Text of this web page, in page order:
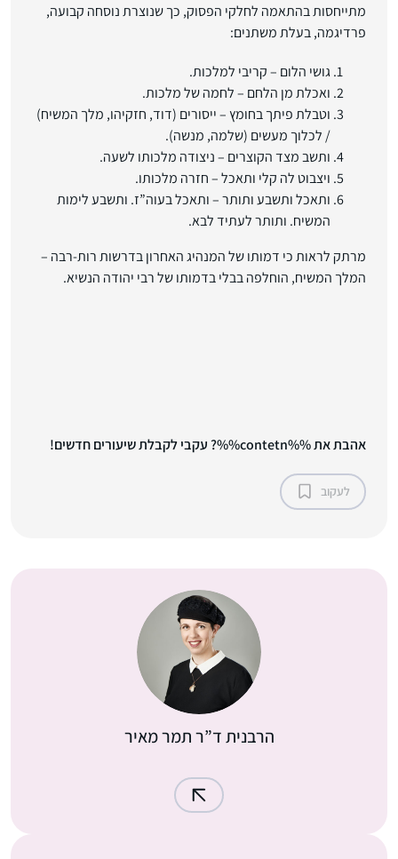
מתייחסות בהתאמה לחלקי הפסוק, כך שנוצרת נוסחה קבועה,
פרדיגמה, בעלת משתנים:
גושי הלום – קריבי למלכות.
ואכלת מן הלחם – לחמה של מלכות.
וטבלת פיתך בחומץ – ייסורים (דוד, חזקיהו, מלך המשיח)
/ לכלוך מעשים (שלמה, מנשה).
ותשב מצד הקוצרים – ניצודה מלכותו לשעה.
ויצבוט לה קלי ותאכל – חזרה מלכותו.
ותאכל ותשבע ותותר – ותאכל בעוה”ז. ותשבע לימות
המשיח. ותותר לעתיד לבא.
מרתק לראות כי דמותו של המנהיג האחרון בדרשות רות-רבה –
המלך המשיח, הוחלפה בבלי בדמותו של רבי יהודה הנשיא.
אהבת את %%contetn%%? עקבי לקבלת שיעורים חדשים!
לעקוב
הרבנית ד”ר תמר מאיר